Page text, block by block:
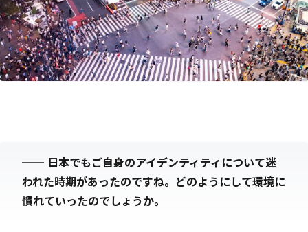
── 日本でもご自身のアイデンティティについて迷
われた時期があったのですね。どのようにして環境に
慣れていったのでしょうか。